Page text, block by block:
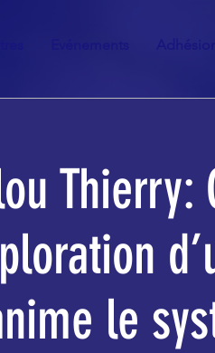
Thierry:
le